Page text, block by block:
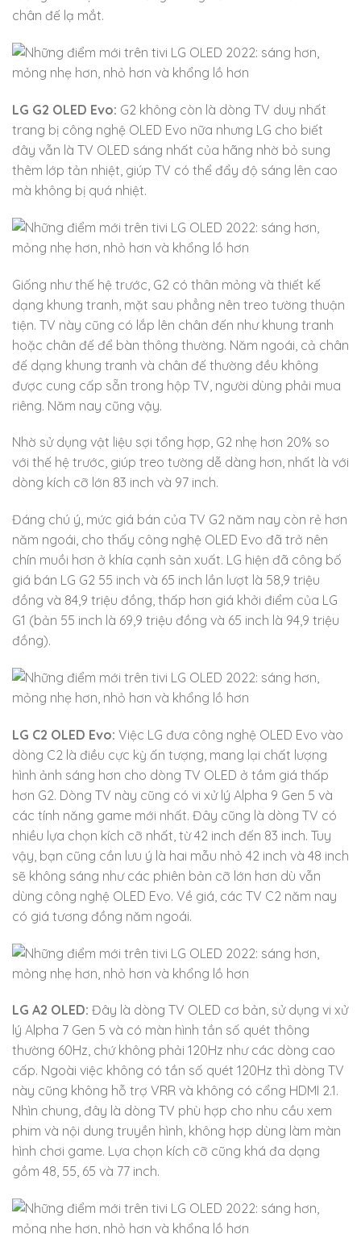
chân đế lạ mắt.
LG G2 OLED Evo: G2 không còn là dòng TV duy nhất
trang bị công nghệ OLED Evo nữa nhưng LG cho biết
đây vẫn là TV OLED sáng nhất của hãng nhờ bỏ sung
thêm lớp tản nhiệt, giúp TV có thể đẩy độ sáng lên cao
mà không bị quá nhiệt.
Giống như thế hệ trước, G2 có thân mỏng và thiết kế
dạng khung tranh, mặt sau phẳng nên treo tường thuận
tiện. TV này cũng có lắp lên chân đến như khung tranh
hoặc chân đế để bàn thông thường. Năm ngoái, cả chân
đế dạng khung tranh và chân đế thường đều không
được cung cấp sẵn trong hộp TV, người dùng phải mua
riêng. Năm nay cũng vậy.
Nhờ sử dụng vật liệu sợi tổng hợp, G2 nhẹ hơn 20% so
với thế hệ trước, giúp treo tường dễ dàng hơn, nhất là với
dòng kích cỡ lớn 83 inch và 97 inch.
Đáng chú ý, mức giá bán của TV G2 năm nay còn rẻ hơn
năm ngoái, cho thấy công nghệ OLED Evo đã trở nên
chín muồi hơn ở khía cạnh sản xuất. LG hiện đã công bố
giá bán LG G2 55 inch và 65 inch lần lượt là 58,9 triệu
đồng và 84,9 triệu đồng, thấp hơn giá khởi điểm của LG
G1 (bản 55 inch là 69,9 triệu đồng và 65 inch là 94,9 triệu
đồng).
LG C2 OLED Evo: Việc LG đưa công nghệ OLED Evo vào
dòng C2 là điều cực kỳ ấn tượng, mang lại chất lượng
hình ảnh sáng hơn cho dòng TV OLED ở tầm giá thấp
hơn G2. Dòng TV này cũng có vi xử lý Alpha 9 Gen 5 và
các tính năng game mới nhất. Đây cũng là dòng TV có
nhiều lựa chọn kích cỡ nhất, từ 42 inch đến 83 inch. Tuy
vậy, bạn cũng cần lưu ý là hai mẫu nhỏ 42 inch và 48 inch
sẽ không sáng như các phiên bản cỡ lớn hơn dù vẫn
dùng công nghệ OLED Evo. Về giá, các TV C2 năm nay
có giá tương đồng năm ngoái.
LG A2 OLED: Đây là dòng TV OLED cơ bản, sử dụng vi xử
lý Alpha 7 Gen 5 và có màn hình tần số quét thông
thường 60Hz, chứ không phải 120Hz như các dòng cao
cấp. Ngoài việc không có tần số quét 120Hz thì dòng TV
này cũng không hỗ trợ VRR và không có cổng HDMI 2.1.
Nhìn chung, đây là dòng TV phù hợp cho nhu cầu xem
phim và nội dung truyền hình, không hợp dùng làm màn
hình chơi game. Lựa chọn kích cỡ cũng khá đa dạng
gồm 48, 55, 65 và 77 inch.